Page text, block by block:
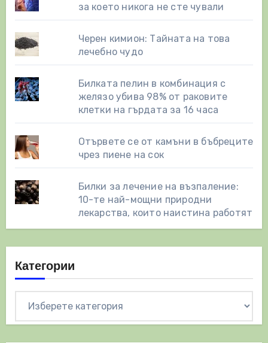
за което никога не сте чували
Черен кимион: Тайната на това
лечебно чудо
Билката пелин в комбинация с
желязо убива 98% от раковите
клетки на гърдата за 16 часа
Отървете се от камъни в бъбреците
чрез пиене на сок
Билки за лечение на възпаление:
10-те най-мощни природни
лекарства, които наистина работят
Категории